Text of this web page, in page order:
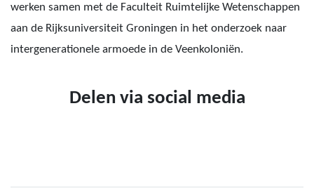
werken samen met de Faculteit Ruimtelijke Wetenschappen
aan de Rijksuniversiteit Groningen in het onderzoek naar
intergenerationele armoede in de Veenkoloniën.
Delen via social media